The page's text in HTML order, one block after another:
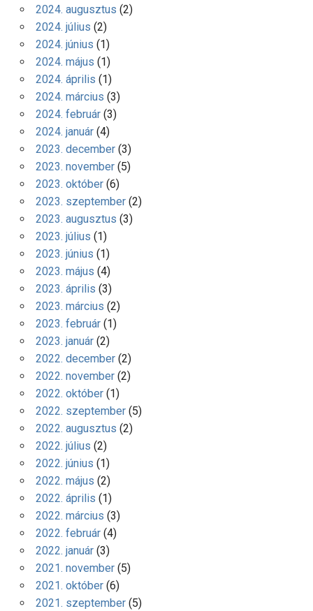
2024. augusztus (2)
2024. július (2)
2024. június (1)
2024. május (1)
2024. április (1)
2024. március (3)
2024. február(3)
2024. január(4)
2023. december(3)
2023. november(5)
2023. október(6)
2023. szeptember(2)
2023. augusztus (3)
2023. július (1)
2023. június (1)
2023. május (4)
2023. április (3)
2023. március (2)
2023. február(1)
2023. január(2)
2022. december(2)
2022. november(2)
2022. október(1)
2022. szeptember(5)
2022. augusztus (2)
2022. július (2)
2022. június (1)
2022. május (2)
2022. április (1)
2022. március (3)
2022. február(4)
2022. január(3)
2021. november(5)
2021. október(6)
2021. szeptember(5)